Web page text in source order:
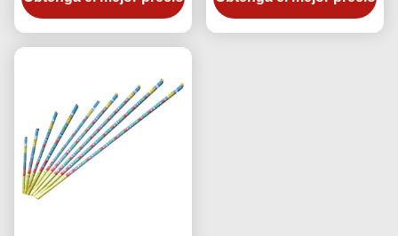
tipo tubo delgado largo